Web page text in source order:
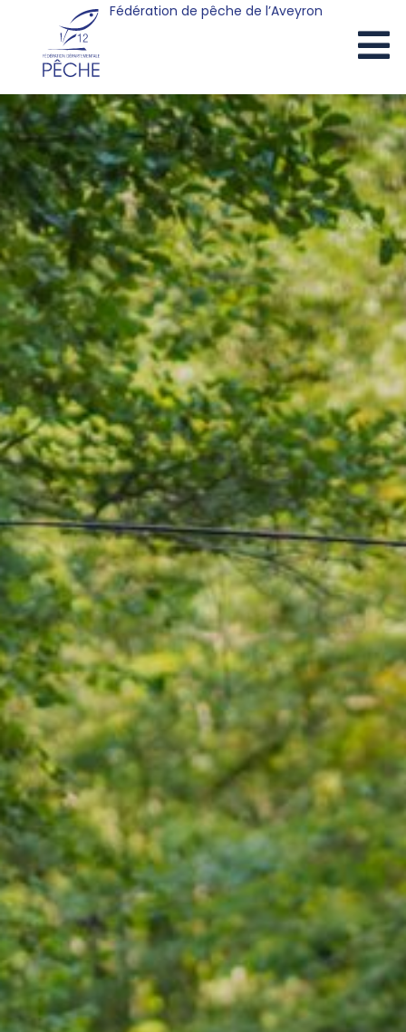
Fédération de pêche de l’Aveyron
Cookies management panel